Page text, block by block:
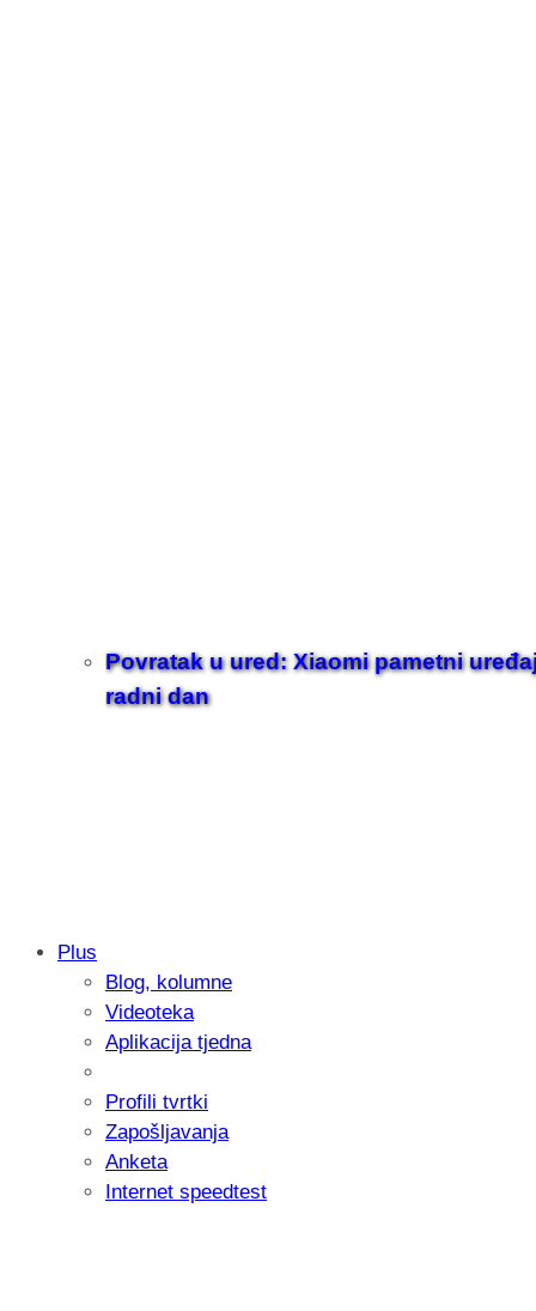
Povratak u ured: Xiaomi pametni
radni dan
Samsung otkrio kako je nastajala
donijelo tanje i izdržljivije preklopne
Plus
Blog, kolumne
Videoteka
Aplikacija tjedna
Profili tvrtki
Zapošljavanja
Anketa
Internet speedtest